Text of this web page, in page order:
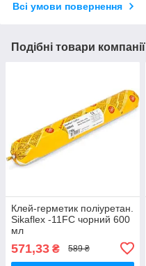
Всі умови повернення
Подібні товари компанії
Клей-герметик поліуретан.
Sikaflex -11FC чорний 600
мл
571,33 ₴ 589 ₴